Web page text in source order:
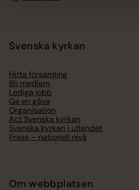
Svenska kyrkan
Hitta församling
Bli medlem
Lediga jobb
Ge en gåva
Organisation
Act Svenska kyrkan
Svenska kyrkan i utlandet
Press – nationell nivå
Om webbplatsen